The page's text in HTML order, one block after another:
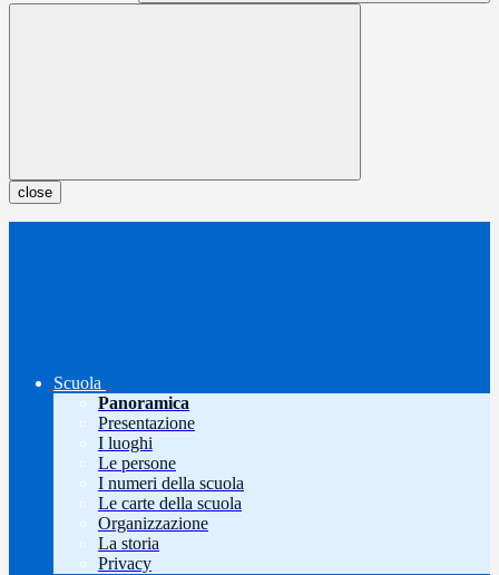
close
Scuola
Panoramica
Presentazione
I luoghi
Le persone
I numeri della scuola
Le carte della scuola
Organizzazione
La storia
Privacy